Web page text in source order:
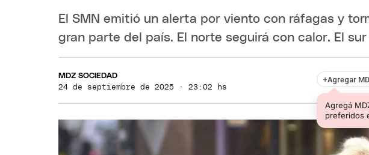
El SMN emitió un alerta por viento con ráfagas y
gran parte del país. El norte seguirá con calor. El
MDZ SOCIEDAD
24 de septiembre de 2025 · 23:02 hs
+Agregar
Agregá
preferidos